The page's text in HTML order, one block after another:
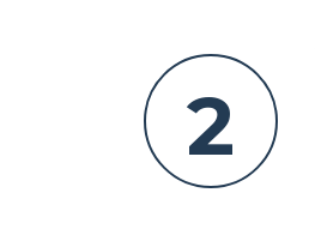
2